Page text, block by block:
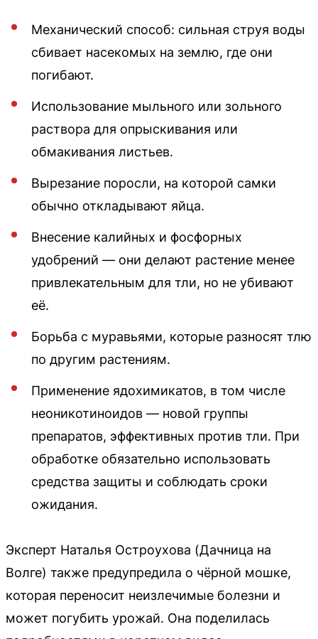
Механический способ: сильная струя воды
сбивает насекомых на землю, где они
погибают.
Использование мыльного или зольного
раствора для опрыскивания или
обмакивания листьев.
Вырезание поросли, на которой самки
обычно откладывают яйца.
Внесение калийных и фосфорных
удобрений — они делают растение менее
привлекательным для тли, но не убивают
её.
Борьба с муравьями, которые разносят тлю
по другим растениям.
Применение ядохимикатов, в том числе
неоникотиноидов — новой группы
препаратов, эффективных против тли. При
обработке обязательно использовать
средства защиты и соблюдать сроки
ожидания.
Эксперт Наталья Остроухова (Дачница на
Волге) также предупредила о чёрной мошке,
которая переносит неизлечимые болезни и
может погубить урожай. Она поделилась